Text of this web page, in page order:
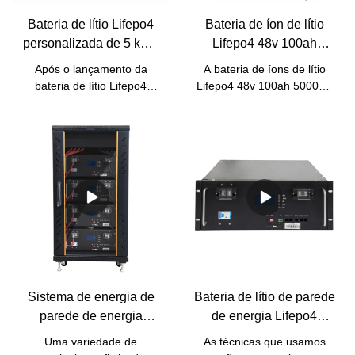
Bateria de lítio Lifepo4
personalizada de 5 kWh
48 V 100 Ah Lifepo4
Pacote de bateria de
Após o lançamento da
bateria de lítio Lifepo4
bateria de fosfato Lifepo4
para sistema de energia
solar, recebemos bons
comentários, e nossos
clientes acreditaram que
esse tipo de produto
poderia atender às suas
próprias necessidades.
Além disso, ele deve
clientes no mercado.
Bateria de íon de lítio
Lifepo4 48v 100ah
5000wh para sistemas
de armazenamento de
A bateria de íons de lítio
Lifepo4 48v 100ah 5000wh
inovações revolucionárias.
Além disso, nossos
engenheiros profissionais e
experientes podem criar
Sistema de energia de
parede de energia
Lifepo4 Bateria de íon de
Uma variedade de
Bateria de lítio de parede
de energia Lifepo4
personalizada 48v
As técnicas que usamos